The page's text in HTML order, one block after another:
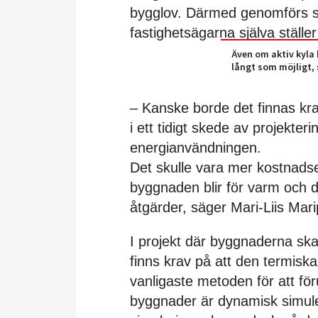
bygglov. Därmed genomförs
fastighetsägarna själva
Även om aktiv
långt som möjligt,
– Kanske borde det finnas
i ett tidigt skede av
energianvändningen.
Det skulle vara mer
byggnaden blir för varm och
åtgärder, säger Mari-Liis
I projekt där byggnaderna
finns krav på att den
vanligaste metoden för att
byggnader är dynamisk